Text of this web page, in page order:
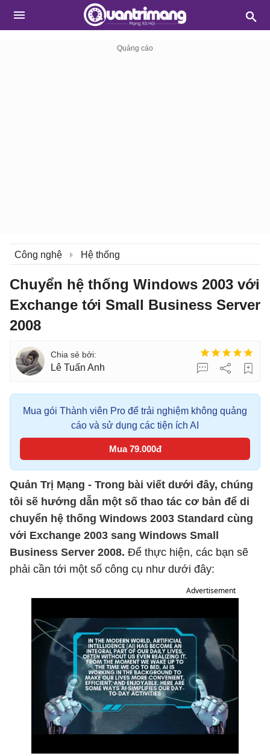
Công nghệ Hệ thống
Chuyển hệ thống Windows 2003 với
Exchange tới Small Business Server
2008
Lê Tuấn Anh
Mua gói Thành viên Pro để trải nghiệm không quảng
cáo và sử dụng các tiện ích AI
Mua 79.000đ
Quản Trị Mạng - Trong bài viết dưới đây, chúng
tôi sẽ hướng dẫn một số thao tác cơ bản để di
chuyển hệ thống Windows 2003 Standard cùng
với Exchange 2003 sang Windows Small
Business Server 2008. Để thực hiện, các bạn sẽ
phải cần tới một số công cụ như dưới đây:
Advertisement